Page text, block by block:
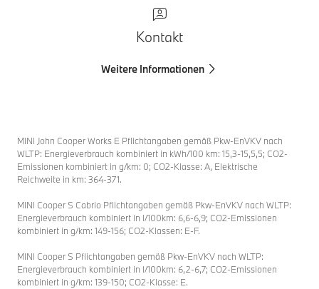
Kontakt
Weitere Informationen
MINI John Cooper Works E Pflichtangaben gemäß Pkw-EnVKV nach
WLTP: Energieverbrauch kombiniert in kWh/100 km: 15,3-15,5,5; CO2-
Emissionen kombiniert in g/km: 0; CO2-Klasse: A, Elektrische
Reichweite in km: 364-371.
MINI Cooper S Cabrio Pflichtangaben gemäß Pkw-EnVKV nach WLTP:
Energieverbrauch kombiniert in l/100km: 6,6-6,9; CO2-Emissionen
kombiniert in g/km: 149-156; CO2-Klassen: E-F.
MINI Cooper S Pflichtangaben gemäß Pkw-EnVKV nach WLTP:
Energieverbrauch kombiniert in l/100km: 6,2-6,7; CO2-Emissionen
kombiniert in g/km: 139-150; CO2-Klasse: E.